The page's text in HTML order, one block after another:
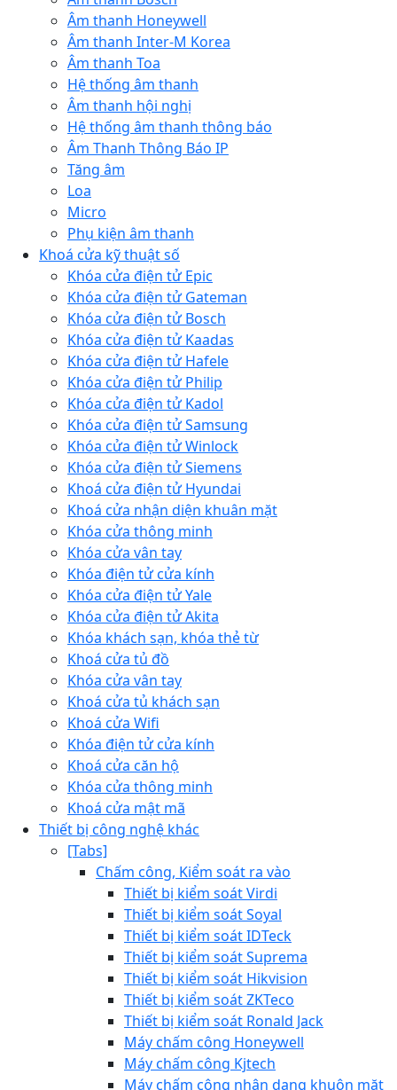
Âm thanh Honeywell
Âm thanh Inter-M Korea
Âm thanh Toa
Hệ thống âm thanh
Âm thanh hội nghị
Hệ thống âm thanh thông báo
Âm Thanh Thông Báo IP
Tăng âm
Loa
Micro
Phụ kiện âm thanh
Khoá cửa kỹ thuật số
Khóa cửa điện tử Epic
Khóa cửa điện tử Gateman
Khóa cửa điện tử Bosch
Khóa cửa điện tử Kaadas
Khóa cửa điện tử Hafele
Khóa cửa điện tử Philip
Khóa cửa điện tử Kadol
Khóa cửa điện tử Samsung
Khóa cửa điện tử Winlock
Khóa cửa điện tử Siemens
Khoá cửa điện tử Hyundai
Khoá cửa nhận diện khuân mặt
Khóa cửa thông minh
Khóa cửa vân tay
Khóa điện tử cửa kính
Khóa cửa điện tử Yale
Khóa cửa điện tử Akita
Khóa khách sạn, khóa thẻ từ
Khoá cửa tủ đồ
Khóa cửa vân tay
Khoá cửa tủ khách sạn
Khoá cửa Wifi
Khóa điện tử cửa kính
Khoá cửa căn hộ
Khóa cửa thông minh
Khoá cửa mật mã
Thiết bị công nghệ khác
[Tabs]
Chấm công, Kiểm soát ra vào
Thiết bị kiểm soát Virdi
Thiết bị kiểm soát Soyal
Thiết bị kiểm soát IDTeck
Thiết bị kiểm soát Suprema
Thiết bị kiểm soát Hikvision
Thiết bị kiểm soát ZKTeco
Thiết bị kiểm soát Ronald Jack
Máy chấm công Honeywell
Máy chấm công Kjtech
Máy chấm công nhận dạng khuôn mặt